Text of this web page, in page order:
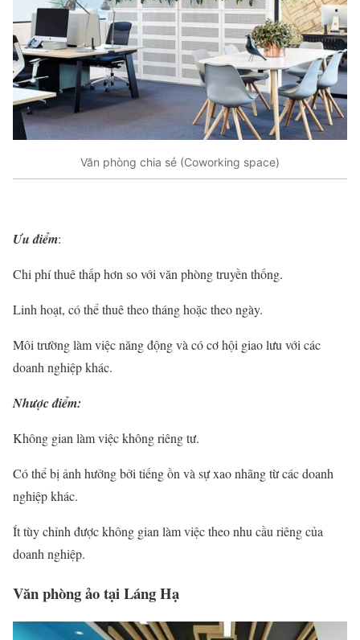
Văn phòng chia sẻ (Coworking space)
Ưu điểm:
Chi phí thuê thấp hơn so với văn phòng truyền thống.
Linh hoạt, có thể thuê theo tháng hoặc theo ngày.
Môi trường làm việc năng động và có cơ hội giao lưu với các
doanh nghiệp khác.
Nhược điểm:
Không gian làm việc không riêng tư.
Có thể bị ảnh hưởng bởi tiếng ồn và sự xao nhãng từ các doanh
nghiệp khác.
Ít tùy chỉnh được không gian làm việc theo nhu cầu riêng của
doanh nghiệp.
Văn phòng ảo tại Láng Hạ